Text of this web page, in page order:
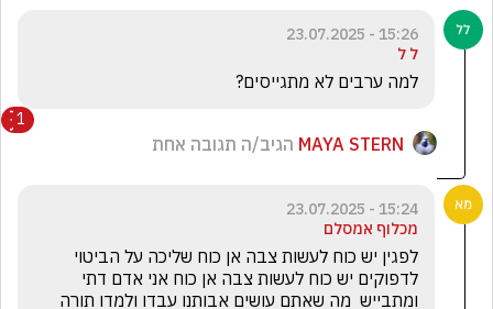
15:26 - 23.07.2025
ל ל
‏למה ערבים לא מתגייסים?
1
MAYA STERN הגיב/ה תגובה אחת
15:24 - 23.07.2025
מכלוף אמסלם